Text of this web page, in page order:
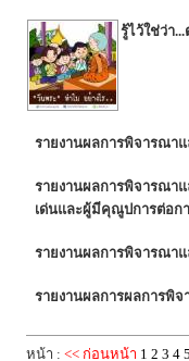
รู้ไว้ใช่ว่า
รายงานผลการพิจารณา
รายงานผลการพิจารณา
เด่นและผู้มีคุณูปการต่อ
รายงานผลการพิจารณา
รายงานผลการผลการพิจ
หน้า : << ก่อนหน้า 1 2 3 4